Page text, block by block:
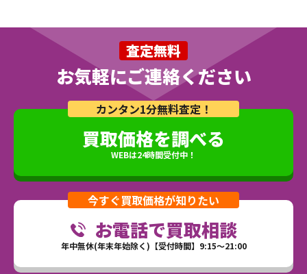
査定無料
お気軽にご連絡ください
カンタン1分無料査定！
買取価格を調べる
WEBは24時間受付中！
今すぐ買取価格が知りたい
お電話で買取相談
年中無休(年末年始除く)【受付時間】9:15～21:00